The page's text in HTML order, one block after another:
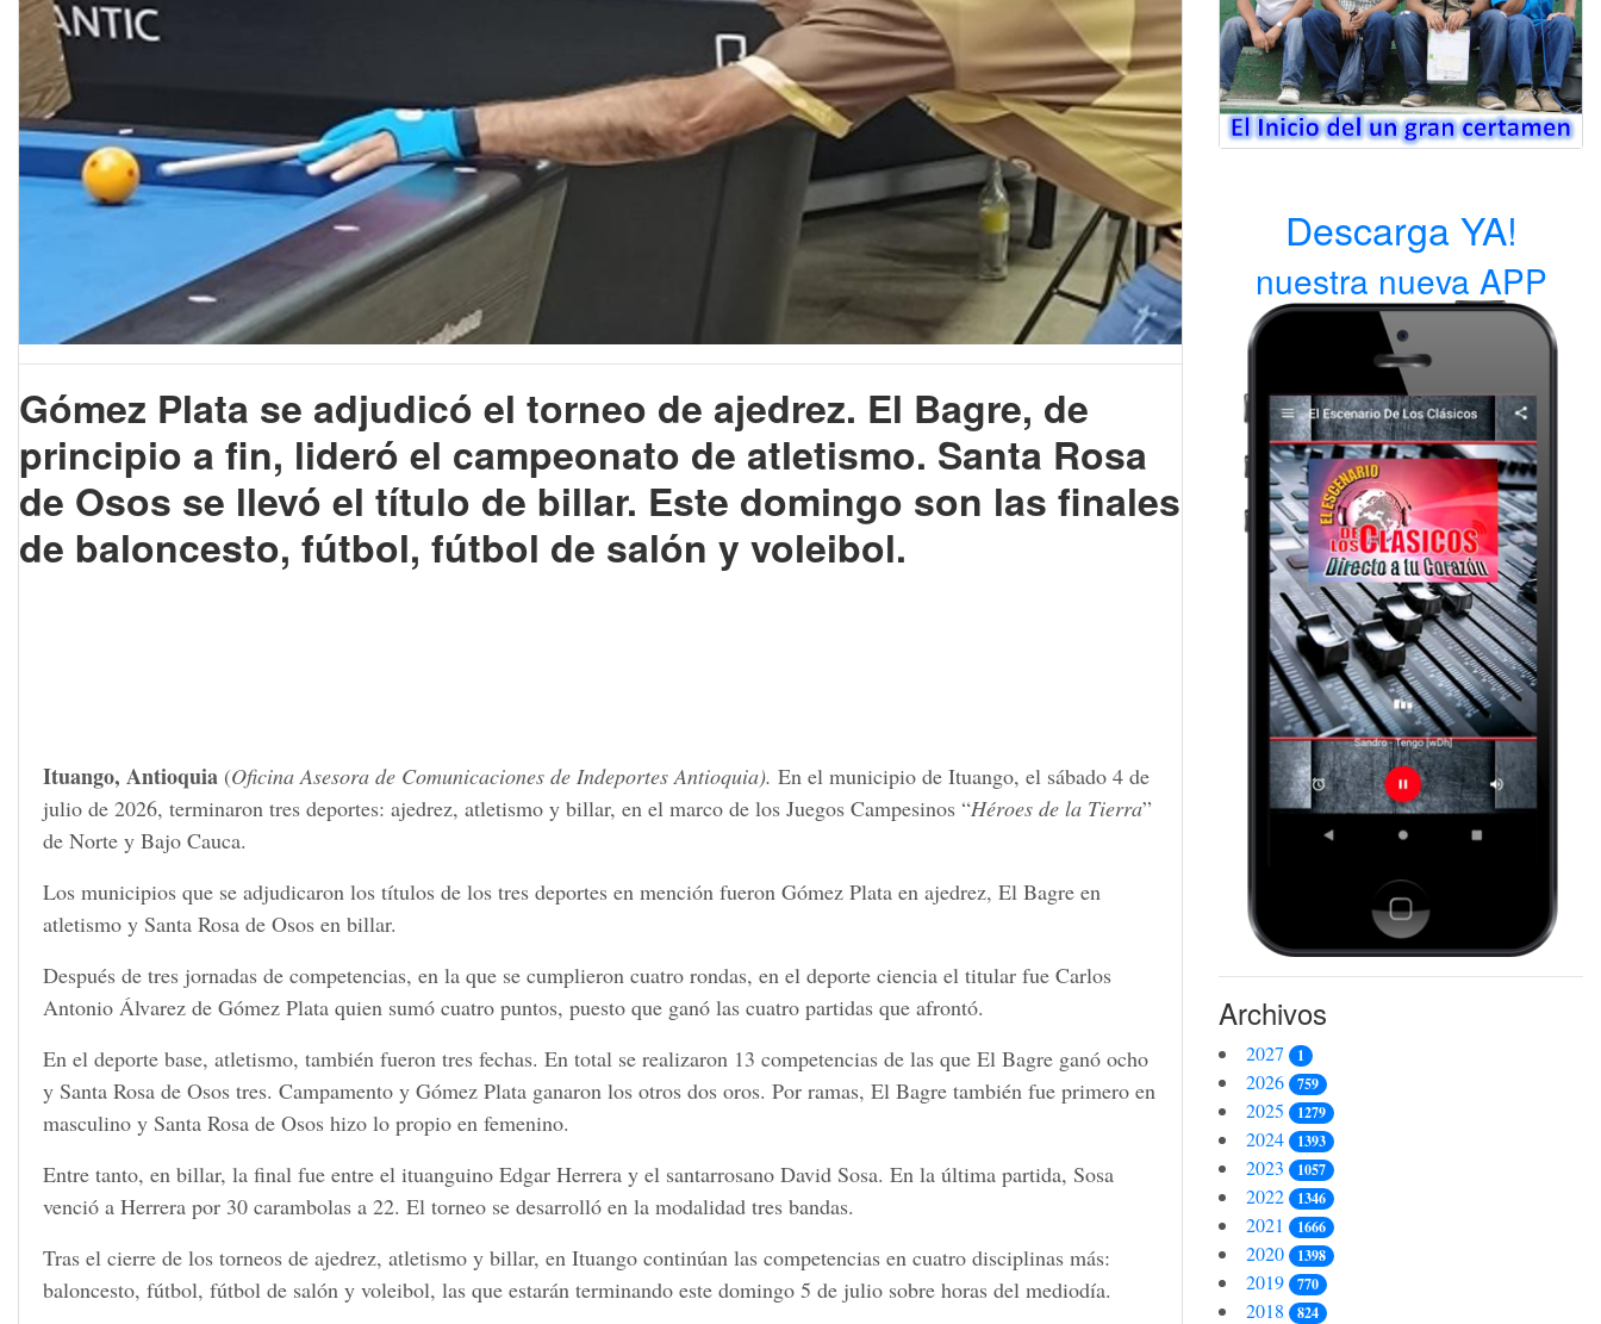
Gómez Plata se adjudicó el torneo de ajedrez. El Bagre, de
principio a fin, lideró el campeonato de atletismo. Santa Rosa
de Osos se llevó el título de billar. Este domingo son las finales
de baloncesto, fútbol, fútbol de salón y voleibol.
Ituango, Antioquia (Oficina Asesora de Comunicaciones de IndeportesAntioquia). En el municipio de Ituango, el sábado 4 de
julio de 2026, terminaron tres deportes: ajedrez, atletismo y billar, en el marco de los Juegos Campesinos “Héroes de la Tierra”
de Norte y Bajo Cauca.
Los municipios que se adjudicaron los títulos de los tres deportes en mención fueron Gómez Plata en ajedrez, El Bagre en
atletismo y Santa Rosa de Osos en billar.
Después de tres jornadas de competencias, en la que se cumplieron cuatro rondas, en el deporte ciencia el titular fue Carlos
Antonio Álvarez de Gómez Plata quien sumó cuatro puntos, puesto que ganó las cuatro partidas que afrontó.
En el deporte base, atletismo, también fueron tres fechas. En total se realizaron 13 competencias de las que El Bagre ganó ocho
y Santa Rosa de Osos tres. Campamento y Gómez Plata ganaron los otros dos oros. Por ramas, El Bagre también fue primero en
masculino y Santa Rosa de Osos hizo lo propio en femenino.
Entre tanto, en billar, la final fue entre el ituanguino Edgar Herrera y el santarrosano David Sosa. En la última partida, Sosa
venció a Herrera por 30 carambolas a 22. El torneo se desarrolló en la modalidad tres bandas.
Tras el cierre de los torneos de ajedrez, atletismo y billar, en Ituango continúan las competencias en cuatro disciplinas más:
baloncesto, fútbol, fútbol de salón y voleibol, las que estarán terminando este domingo 5 de julio sobre horas del mediodía.
Descarga YA!
nuestra nueva APP
Archivos
2027 1
2026 759
2025 1279
2024 1393
2023 1057
2022 1346
2021 1666
2020 1398
2019 770
2018 824